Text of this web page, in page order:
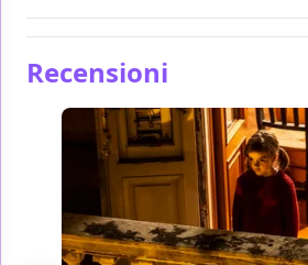
Recensioni